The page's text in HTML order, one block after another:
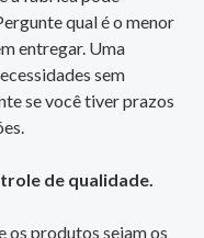
qual é o menor
entregar. Uma
sem
se você tiver prazos
de qualidade.
os produtos sejam os